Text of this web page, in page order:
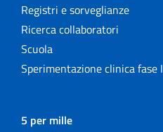
Registri e sorveglianze
Ricerca collaboratori
Scuola
Sperimentazione clinica fase I
5 per mille